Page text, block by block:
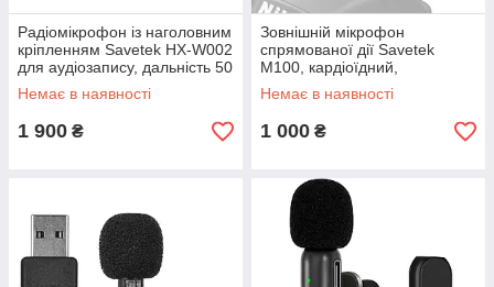
Радіомікрофон із наголовним
кріпленням Savetek HX-W002
для аудіозапису, дальність 50
м GoodPlace -worry-free-
shopping-
Немає в наявності
1 900 ₴
Зовнішній мікрофон
спрямованої дії Savetek
М100, кардіоїдний,
вітрозахисний GoodPlace -
worry-free-shopping-
Немає в наявності
1 000 ₴